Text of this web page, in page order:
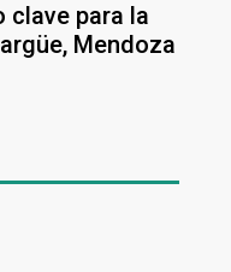
clave para la
Mendoza